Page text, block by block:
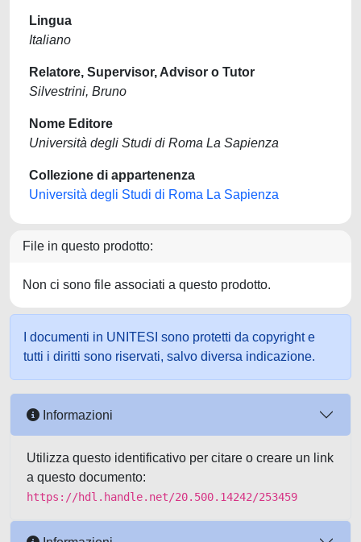
Lingua
Italiano
Relatore, Supervisor, Advisor o Tutor
Silvestrini, Bruno
Nome Editore
Università degli Studi di Roma La Sapienza
Collezione di appartenenza
Università degli Studi di Roma La Sapienza
File in questo prodotto:
Non ci sono file associati a questo prodotto.
I documenti in UNITESI sono protetti da copyright e
tutti i diritti sono riservati, salvo diversa indicazione.
Informazioni
Utilizza questo identificativo per citare o creare un link
a questo documento:
https://hdl.handle.net/20.500.14242/253459